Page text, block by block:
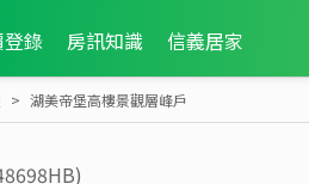
錄 房訊知識 信義居家
湖美帝堡高樓景觀層峰戶